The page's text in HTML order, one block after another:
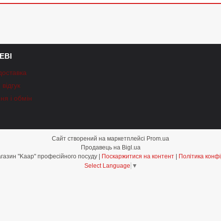
і обмін
Сайт створений на маркетплейсі Prom.ua
Продавець на Bigl.ua
Поскаржитися на контент
Політика
Select Language ▼